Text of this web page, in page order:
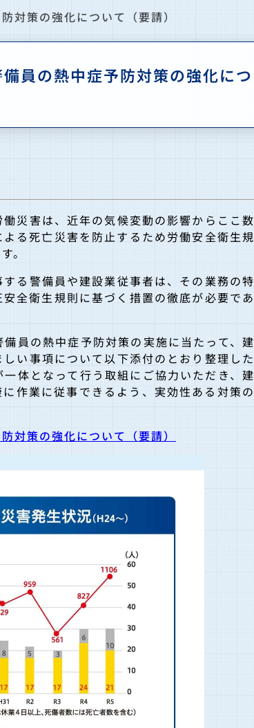
対策の強化について（要請）
員の熱中症予防対策の強化につ
災害は、近年の気候変動の影響からここ数
る死亡災害を防止するため労働安全衛生規
。
る警備員や建設業従事者は、その業務の特
全衛生規則に基づく措置の徹底が必要であ
員の熱中症予防対策の実施に当たって、建
い事項について以下添付のとおり整理した
体となって行う取組にご協力いただき、建
作業に従事できるよう、実効性ある対策の
対策の強化について（要請）